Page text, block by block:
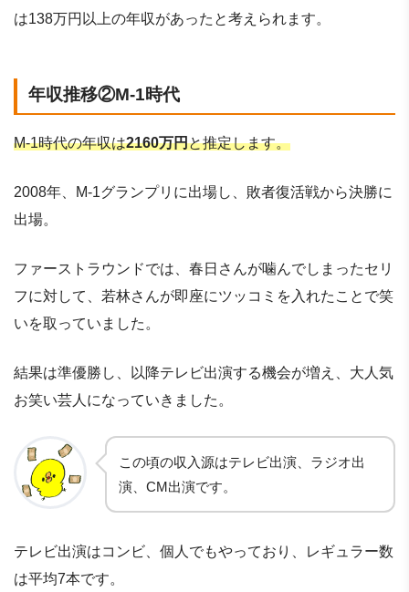
は138万円以上の年収があったと考えられます。
年収推移②M-1時代
M-1時代の年収は2160万円と推定します。
2008年、M-1グランプリに出場し、敗者復活戦から決勝に
出場。
ファーストラウンドでは、春日さんが噛んでしまったセリ
フに対して、若林さんが即座にツッコミを入れたことで笑
いを取っていました。
結果は準優勝し、以降テレビ出演する機会が増え、大人気
お笑い芸人になっていきました。
この頃の収入源はテレビ出演、ラジオ出
演、CM出演です。
テレビ出演はコンビ、個人でもやっており、レギュラー数
は平均7本です。